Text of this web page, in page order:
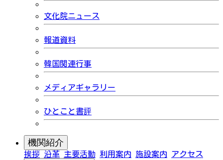
文化院ニュース
報道資料
韓国関連行事
メディアギャラリー
ひとこと書評
機関紹介
挨拶 沿革 主要活動 利用案内 施設案内 アクセス